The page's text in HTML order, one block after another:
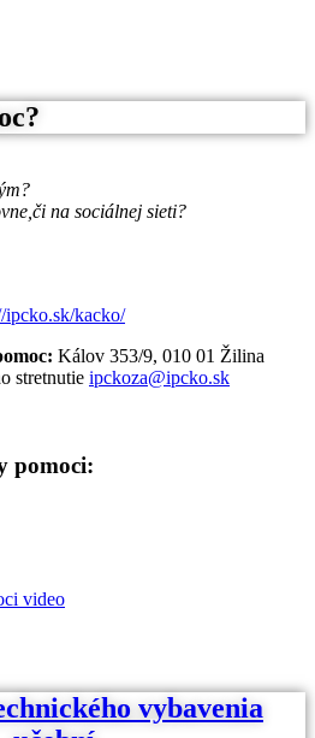
či na sociálnej sieti?
ipcko.sk/kacko/
Kálov 353/9, 010 01 Žilina
stretnutie ipckoza@ipcko.sk
pomoci:
video
vybavenia